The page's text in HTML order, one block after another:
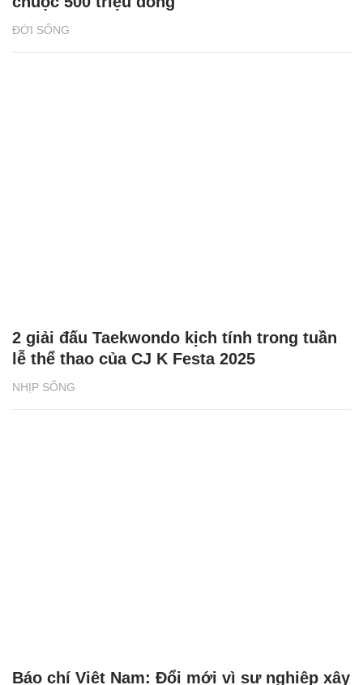
ĐỜI SỐNG
NHỊP SỐNG
2 giải đấu Taekwondo kịch tính trong tuần
lễ thể thao của CJ K Festa 2025
Báo chí Việt Nam: Đổi mới vì sự nghiệp xây